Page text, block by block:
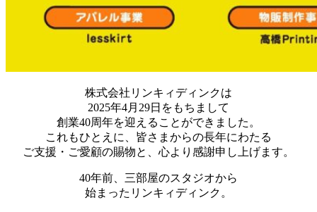
株式会社リンキィディンクは
2025年4月29日をもちまして
創業40周年を迎えることができました。
これもひとえに、皆さまからの長年にわたる
ご支援・ご愛顧の賜物と、心より感謝申し上げます。
40年前、三部屋のスタジオから
始まったリンキィディンク。